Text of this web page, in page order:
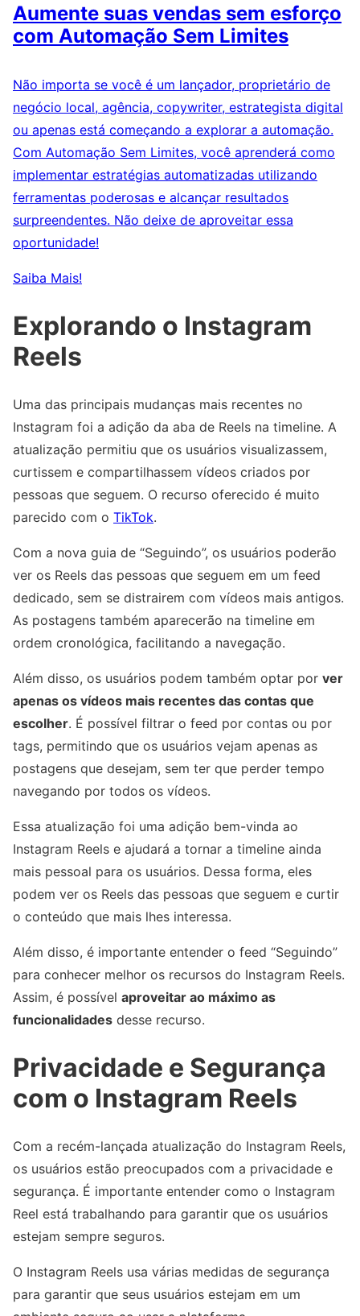
Aumente suas vendas sem esforço
com Automação Sem Limites
Não importa se você é um lançador, proprietário de
negócio local, agência, copywriter, estrategista digital
ou apenas está começando a explorar a automação.
Com Automação Sem Limites, você aprenderá como
implementar estratégias automatizadas utilizando
ferramentas poderosas e alcançar resultados
surpreendentes. Não deixe de aproveitar essa
oportunidade!
Saiba Mais!
Explorando o Instagram
Reels
Uma das principais mudanças mais recentes no
Instagram foi a adição da aba de Reels na timeline. A
atualização permitiu que os usuários visualizassem,
curtissem e compartilhassem vídeos criados por
pessoas que seguem. O recurso oferecido é muito
parecido com o TikTok.
Com a nova guia de “Seguindo”, os usuários poderão
ver os Reels das pessoas que seguem em um feed
dedicado, sem se distrairem com vídeos mais antigos.
As postagens também aparecerão na timeline em
ordem cronológica, facilitando a navegação.
Além disso, os usuários podem também optar por ver
apenas os vídeos mais recentes das contas que
escolher. É possível filtrar o feed por contas ou por
tags, permitindo que os usuários vejam apenas as
postagens que desejam, sem ter que perder tempo
navegando por todos os vídeos.
Essa atualização foi uma adição bem-vinda ao
Instagram Reels e ajudará a tornar a timeline ainda
mais pessoal para os usuários. Dessa forma, eles
podem ver os Reels das pessoas que seguem e curtir
o conteúdo que mais lhes interessa.
Além disso, é importante entender o feed “Seguindo”
para conhecer melhor os recursos do Instagram Reels.
Assim, é possível aproveitar ao máximo as
funcionalidades desse recurso.
Privacidade e Segurança
com o Instagram Reels
Com a recém-lançada atualização do Instagram Reels,
os usuários estão preocupados com a privacidade e
segurança. É importante entender como o Instagram
Reel está trabalhando para garantir que os usuários
estejam sempre seguros.
O Instagram Reels usa várias medidas de segurança
para garantir que seus usuários estejam em um